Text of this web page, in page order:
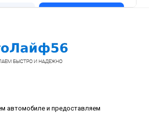
автомобиле и предоставляем